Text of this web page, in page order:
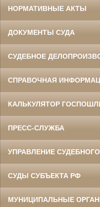
НОРМАТИВНЫЕ АКТЫ
ДОКУМЕНТЫ СУДА
СУДЕБНОЕ
СПРАВОЧНАЯ
КАЛЬКУЛЯТОР
ПРЕСС-СЛУЖБА
УПРАВЛЕНИЕ
СУДЫ СУБЪЕКТА РФ
МУНИЦИПАЛЬНЫЕ